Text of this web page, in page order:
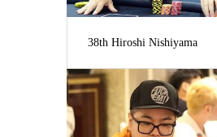
38th Hiroshi Nishiyama